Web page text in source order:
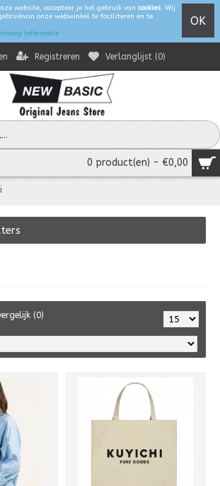
website, accepteer je het gebruik van cookies. Wij
onze webwinkel te faciliteren en te
informatie.
OK
Registreren Verlanglijst (0)
0 product(en) - €0,00
(0)